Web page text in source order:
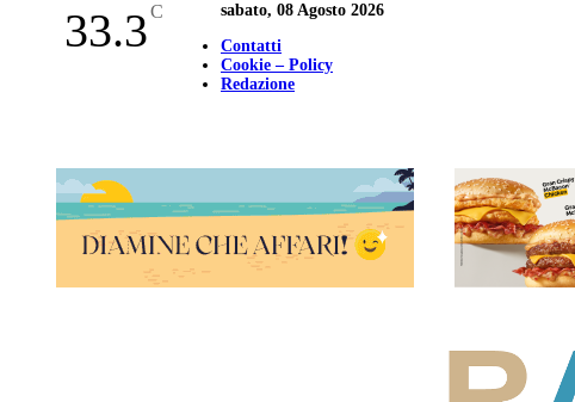
33.3C
sabato, 08 Agosto 2026
Contatti
Cookie – Policy
Redazione